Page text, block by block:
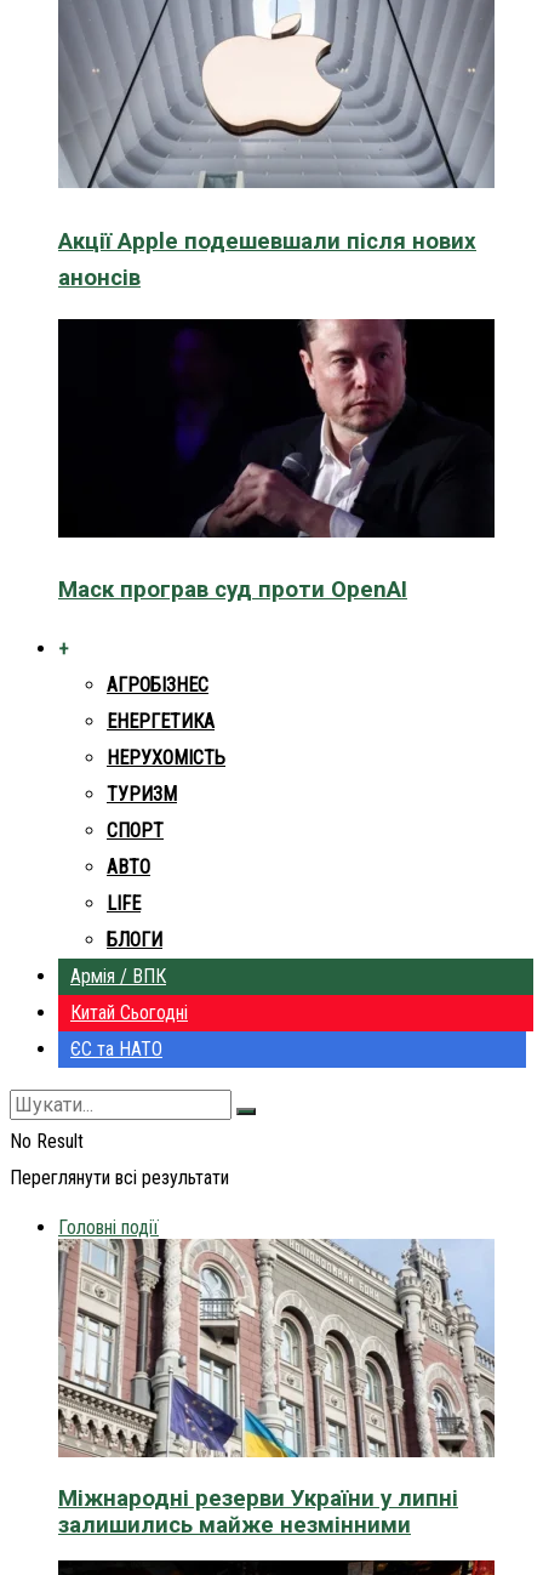
Акції Apple подешевшали після нових
анонсів
Маск програв суд проти OpenAI
+
АГРОБІЗНЕС
ЕНЕРГЕТИКА
НЕРУХОМІСТЬ
ТУРИЗМ
СПОРТ
АВТО
LIFE
БЛОГИ
Армія / ВПК
Китай Сьогодні
ЄС та НАТО
No Result
Переглянути всі результати
Головні події
Міжнародні резерви України у липні
залишились майже незмінними